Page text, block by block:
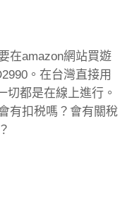
在amazon網站買遊
。在台灣直接用
切都是在線上進行。
有扣税嗎？會有關稅